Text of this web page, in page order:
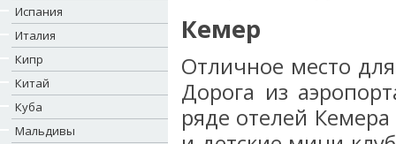
Испания
Италия
Кипр
Китай
Куба
Мальдивы
Кемер
Отличное место
Дорога из
ряде отелей